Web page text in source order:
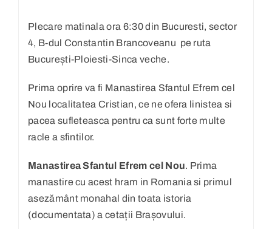
Plecare matinala ora 6:30 din Bucuresti, sector
4, B-dul Constantin Brancoveanu pe ruta
București-Ploiesti-Sinca veche.
Prima oprire va fi Manastirea Sfantul Efrem cel
Nou localitatea Cristian, ce ne ofera linistea si
pacea sufleteasca pentru ca sunt forte multe
racle a sfintilor.
Manastirea Sfantul Efrem cel Nou. Prima
manastire cu acest hram in Romania si primul
asezământ monahal din toata istoria
(documentata) a cetații Brașovului.